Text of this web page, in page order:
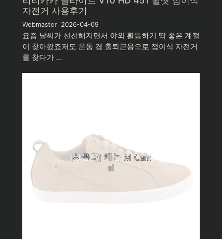
자전거 사용후기
Webmaster 2026-04-09
요즘 날씨가 선선해지면서 야외 활동하기 딱 좋은 계절
이 찾아왔죠저도 운동 겸 출퇴근용으로 접이식 자전거
를 찾다가 …